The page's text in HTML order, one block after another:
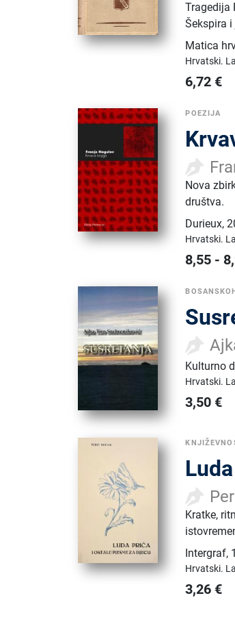
Tragedija
Šekspira
Matica
Hrvatski.
6,72 €
POEZIJA
Nova
društva.
Durieux,
Hrvatski.
8,55 -
Kulturno
Hrvatski.
3,50 €
Kratke,
Intergraf,
Hrvatski.
3,26 €